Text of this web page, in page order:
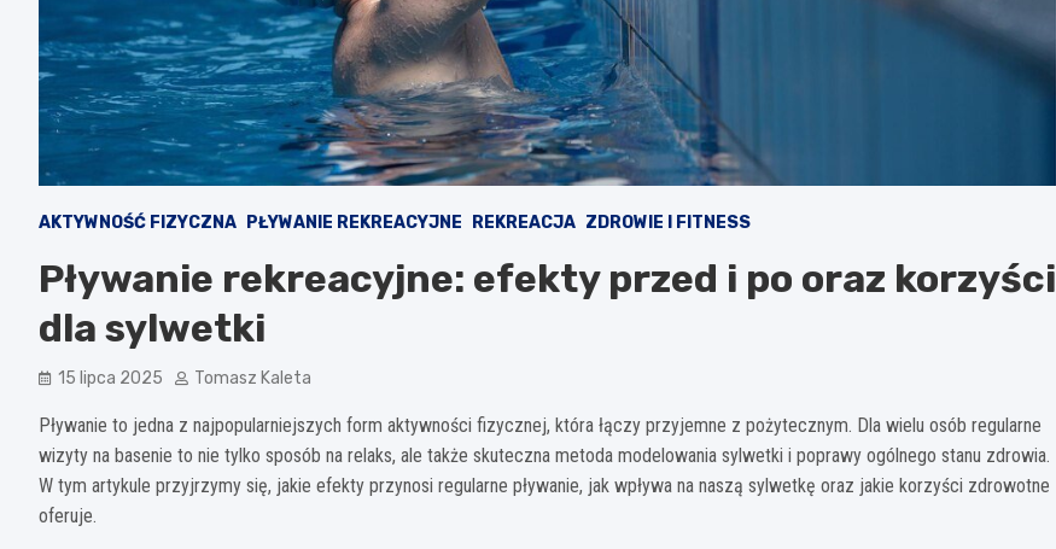
AKTYWNOŚĆ FIZYCZNA PŁYWANIE REKREACYJNE REKREACJA ZDROWIE I FITNESS
Pływanie rekreacyjne: efekty przed i po oraz korzyści
dla sylwetki
15 lipca 2025 Tomasz Kaleta
Pływanie to jedna z najpopularniejszych form aktywności fizycznej, która łączy przyjemne z pożytecznym. Dla wielu osób regularne
wizyty na basenie to nie tylko sposób na relaks, ale także skuteczna metoda modelowania sylwetki i poprawy ogólnego stanu zdrowia.
W tym artykule przyjrzymy się, jakie efekty przynosi regularne pływanie, jak wpływa na naszą sylwetkę oraz jakie korzyści zdrowotne
oferuje.